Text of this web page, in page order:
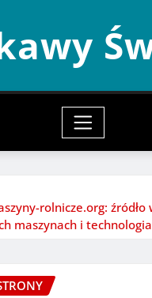
rolnicze.org: źródło
maszynach i